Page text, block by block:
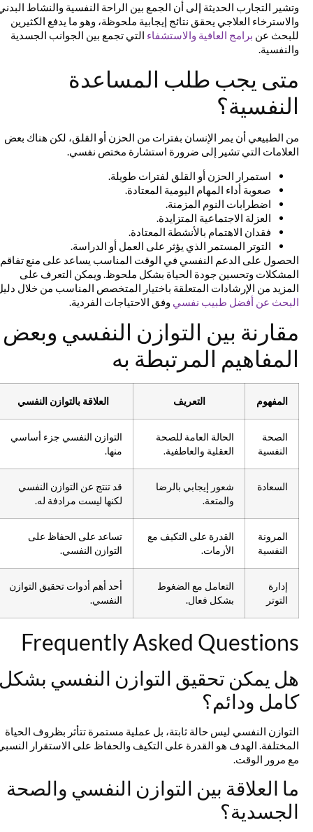
وتشير التجارب الحديثة إلى أن الجمع بين الراحة النفسية والنشاط البدني
والاسترخاء العلاجي يحقق نتائج إيجابية ملحوظة، وهو ما يدفع الكثيرين
للبحث عنبرامج العافية والاستشفاءالتي تجمع بين الجوانب الجسدية
والنفسية.
متى يجب طلب المساعدة
النفسية؟
من الطبيعي أن يمر الإنسان بفترات من الحزن أو القلق، لكن هناك بعض
العلامات التي تشير إلى ضرورة استشارة مختص نفسي.
استمرار الحزن أو القلق لفترات طويلة.
صعوبة أداء المهام اليومية المعتادة.
اضطرابات النوم المزمنة.
العزلة الاجتماعية المتزايدة.
فقدان الاهتمام بالأنشطة المعتادة.
التوتر المستمر الذي يؤثر على العمل أو الدراسة.
الحصول على الدعم النفسي في الوقت المناسب يساعد على منع تفاقم
المشكلات وتحسين جودة الحياة بشكل ملحوظ. ويمكن التعرف على
المزيد من الإرشادات المتعلقة باختيار المتخصص المناسب من خلال دليل
البحث عن أفضل طبيب نفسيوفق الاحتياجات الفردية.
مقارنة بين التوازن النفسي وبعض
المفاهيم المرتبطة به
المفهوم التعريف العلاقة بالتوازن النفسي
الصحة
النفسية
الحالة العامة للصحة
العقلية والعاطفية.
التوازن النفسي جزء أساسي
منها.
السعادة
شعور إيجابي بالرضا
والمتعة.
قد تنتج عن التوازن النفسي
لكنها ليست مرادفة له.
المرونة
النفسية
القدرة على التكيف مع
الأزمات.
تساعد على الحفاظ على
التوازن النفسي.
إدارة
التوتر
التعامل مع الضغوط
بشكل فعال.
أحد أهم أدوات تحقيق التوازن
النفسي.
Frequently Asked Questions
هل يمكن تحقيق التوازن النفسي بشكل
كامل ودائم؟
التوازن النفسي ليس حالة ثابتة، بل عملية مستمرة تتأثر بظروف الحياة
المختلفة. الهدف هو القدرة على التكيف والحفاظ على الاستقرار النسبي
مع مرور الوقت.
ما العلاقة بين التوازن النفسي والصحة
الجسدية؟